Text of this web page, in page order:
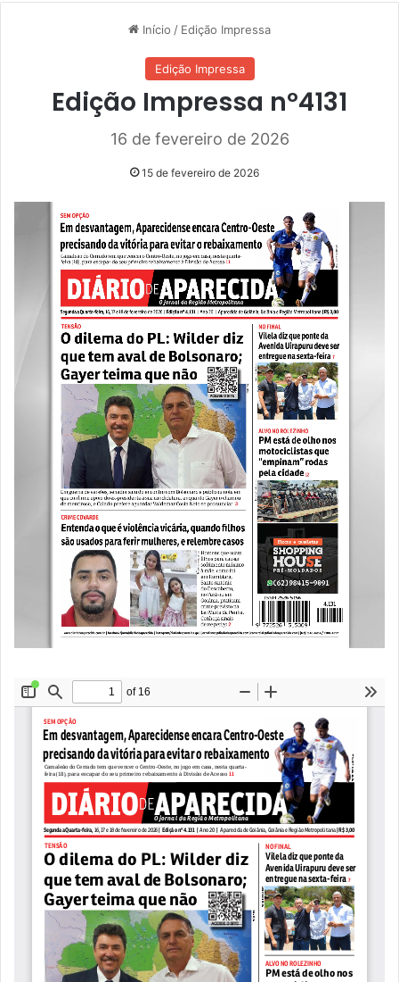
Início / Edição Impressa
Edição Impressa
Edição Impressa nº4131
16 de fevereiro de 2026
15 de fevereiro de 2026